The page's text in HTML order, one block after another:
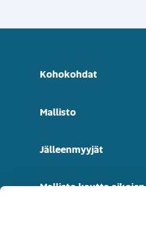
Kohokohdat
Mallisto
Jälleenmyyjät
Mallisto kautta aikojen